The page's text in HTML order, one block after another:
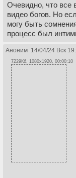
Очевидно, что все
видео богов. Но
могу быть
процесс был
Аноним 14/04/24 Вск
7229Кб, 1080x1920, 00:00:10